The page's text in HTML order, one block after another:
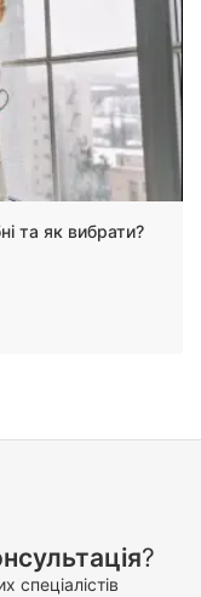
та як вибрати?
?